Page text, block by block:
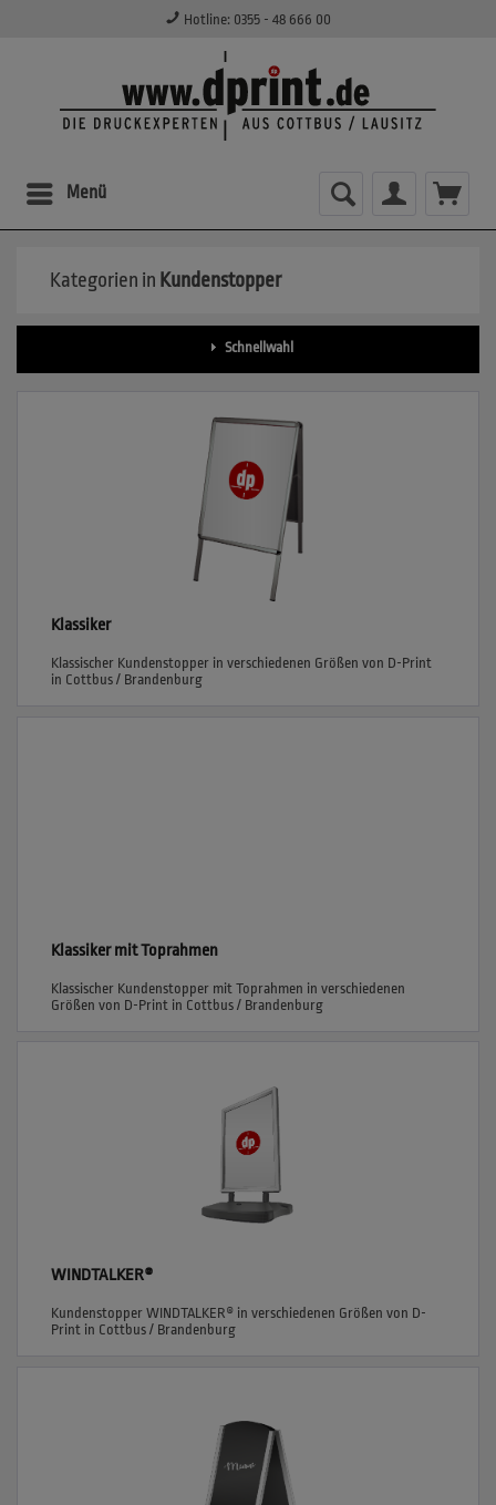
Hotline: 0355 - 48 666 00
Menü
Kategorien in Kundenstopper
Schnellwahl
Klassiker
Klassischer Kundenstopper in verschiedenen Größen von D-Print
in Cottbus / Brandenburg
Klassiker mit Toprahmen
Klassischer Kundenstopper mit Toprahmen in verschiedenen
Größen von D-Print in Cottbus / Brandenburg
WINDTALKER®
Kundenstopper WINDTALKER® in verschiedenen Größen von D-
Print in Cottbus / Brandenburg